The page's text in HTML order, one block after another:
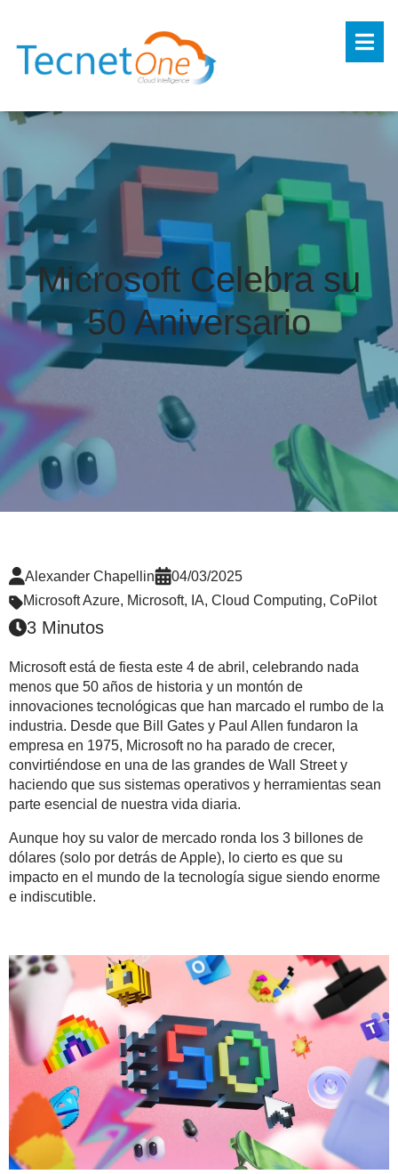
Microsoft Celebra su
50 Aniversario
Alexander Chapellin
04/03/2025
Microsoft Azure, Microsoft, IA, Cloud Computing, CoPilot
3 Minutos
Microsoft está de fiesta este 4 de abril, celebrando nada
menos que 50 años de historia y un montón de
innovaciones tecnológicas que han marcado el rumbo de la
industria. Desde que Bill Gates y Paul Allen fundaron la
empresa en 1975, Microsoft no ha parado de crecer,
convirtiéndose en una de las grandes de Wall Street y
haciendo que sus sistemas operativos y herramientas sean
parte esencial de nuestra vida diaria.
Aunque hoy su valor de mercado ronda los 3 billones de
dólares (solo por detrás de Apple), lo cierto es que su
impacto en el mundo de la tecnología sigue siendo enorme
e indiscutible.